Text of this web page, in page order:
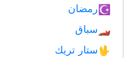
☪️رمضان
🏎 سباق
🖖ستار تريك